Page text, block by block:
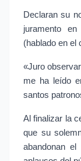
Declaran su
juramento
(hablado en el
«Juro
me ha leído
santos
Al finalizar la
que su
abandonan